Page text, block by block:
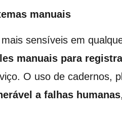
manuais
sensíveis em
manuais para
O uso de cadernos,
a falhas humanas